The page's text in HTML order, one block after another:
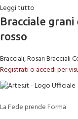
Leggi tutto
Bracciale
rosso
Bracciali,Rosari Bracciali
Registrati o accedi per
La Fede prende Forma